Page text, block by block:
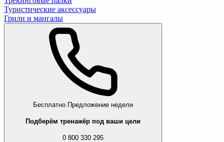
Туристические аксессуары
Грили и мангалы
Бесплатно Предложение недели
Подберём тренажёр под ваши цели
0 800 330 295